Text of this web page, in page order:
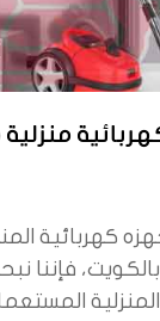
كهربائية
فإننا